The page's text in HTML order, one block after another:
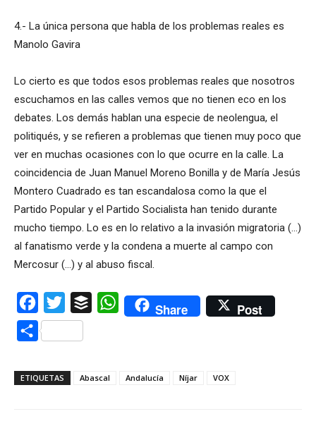
4.- La única persona que habla de los problemas reales es
Manolo Gavira
Lo cierto es que todos esos problemas reales que nosotros
escuchamos en las calles vemos que no tienen eco en los
debates. Los demás hablan una especie de neolengua, el
politiqués, y se refieren a problemas que tienen muy poco que
ver en muchas ocasiones con lo que ocurre en la calle. La
coincidencia de Juan Manuel Moreno Bonilla y de María Jesús
Montero Cuadrado es tan escandalosa como la que el
Partido Popular y el Partido Socialista han tenido durante
mucho tiempo. Lo es en lo relativo a la invasión migratoria (…)
al fanatismo verde y la condena a muerte al campo con
Mercosur (…) y al abuso fiscal.
Facebook
Twitter Buffer WhatsAppShare Post
Compartir
ETIQUETAS Abascal Andalucía Níjar VOX